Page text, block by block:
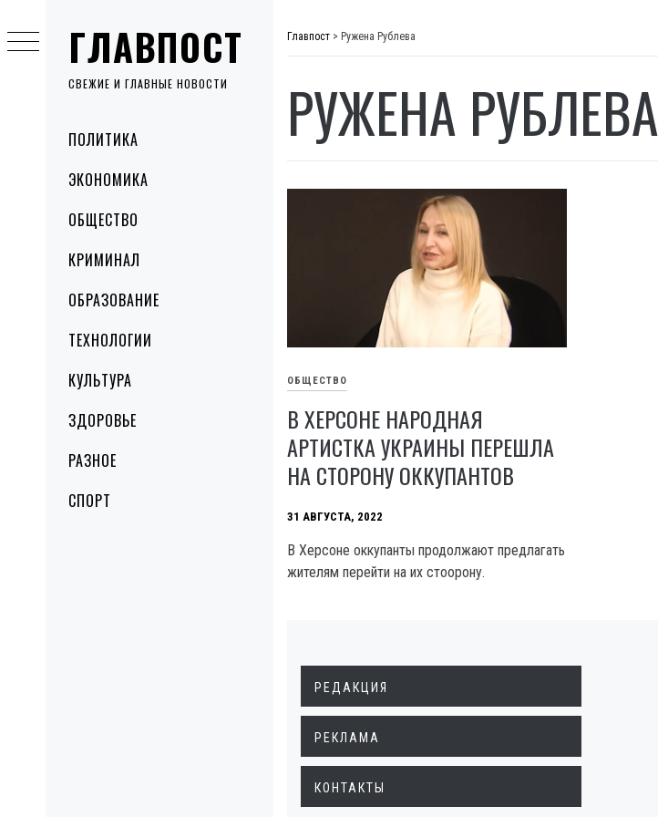
ГЛАВПОСТ
СВЕЖИЕ И ГЛАВНЫЕ НОВОСТИ
MenuПОЛИТИКА
ЭКОНОМИКА
ОБЩЕСТВО
КРИМИНАЛ
ОБРАЗОВАНИЕ
ТЕХНОЛОГИИ
КУЛЬТУРА
ЗДОРОВЬЕ
РАЗНОЕ
СПОРТ
to
content
Главпост > Ружена Рублева
РУЖЕНА РУБЛЕВА
ОБЩЕСТВО
В ХЕРСОНЕ НАРОДНАЯ
АРТИСТКА УКРАИНЫ ПЕРЕШЛА
НА СТОРОНУ ОККУПАНТОВ
31 АВГУСТА, 2022
В Херсоне оккупанты продолжают предлагать
жителям перейти на их стоорону.
РЕДАКЦИЯ
РЕКЛАМА
КОНТАКТЫ